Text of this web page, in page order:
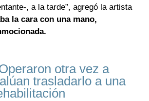
, a la tarde”, agregó la artista
la cara con una mano,
otra vez a
trasladarlo a una